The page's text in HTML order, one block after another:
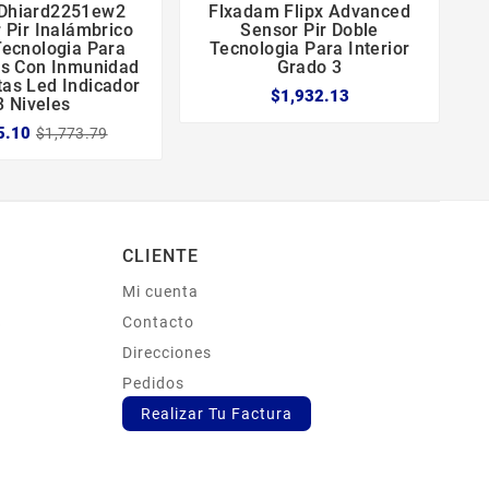
 
Pir Inalámbrico
Para
Con Inmunidad
Led Indicador
Niveles
$1,773.79
  
Flxadam Flipx Advanced
Sensor Pir Doble
Tecnologia Para Interior
Grado 3
$1,932.13
CLIENTE
Mi cuenta
Contacto
Direcciones
Pedidos
Realizar Tu Factura